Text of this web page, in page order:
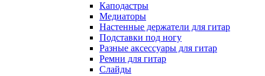
Каподастры
Медиаторы
Настенные держатели для гитар
Подставки под ногу
Разные аксессуары для гитар
Ремни для гитар
Слайды